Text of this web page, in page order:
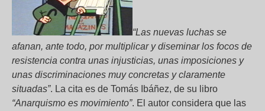
“Las nuevas luchas se
afanan, ante todo, por multiplicar y diseminar los focos de
resistencia contra unas injusticias, unas imposiciones y
unas discriminaciones muy concretas y claramente
situadas”. La cita es de Tomás Ibáñez, de su libro
“Anarquismo es movimiento”. El autor considera que las